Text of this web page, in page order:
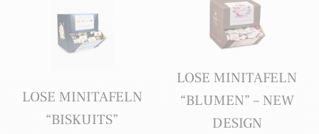
LOSE MINITAFELN
“BISKUITS”
LOSE MINITAFELN
“BLUMEN” – NEW
DESIGN